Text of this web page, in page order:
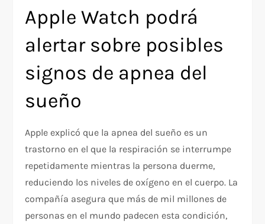
Apple Watch podrá
alertar sobre posibles
signos de apnea del
sueño
Apple explicó que la apnea del sueño es un
trastorno en el que la respiración se interrumpe
repetidamente mientras la persona duerme,
reduciendo los niveles de oxígeno en el cuerpo. La
compañía asegura que más de mil millones de
personas en el mundo padecen esta condición,